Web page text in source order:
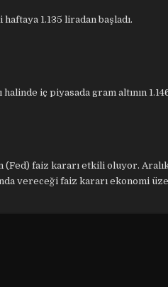
1.135 liradan başladı.
iç piyasada gram altının
(Fed) faiz kararı etkili oluyor.
vereceği faiz kararı ekonomi